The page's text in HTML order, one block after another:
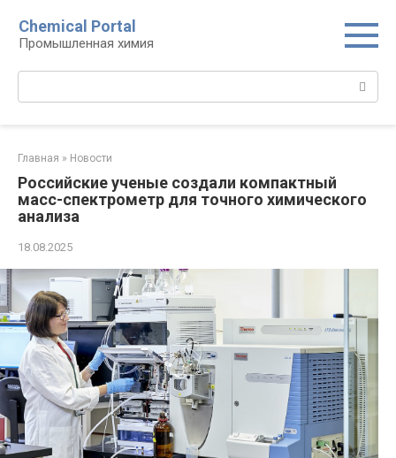
контенту
Chemical Portal
Промышленная химия
Главная » Новости
Российские ученые создали компактный
масс-спектрометр для точного химического
анализа
18.08.2025